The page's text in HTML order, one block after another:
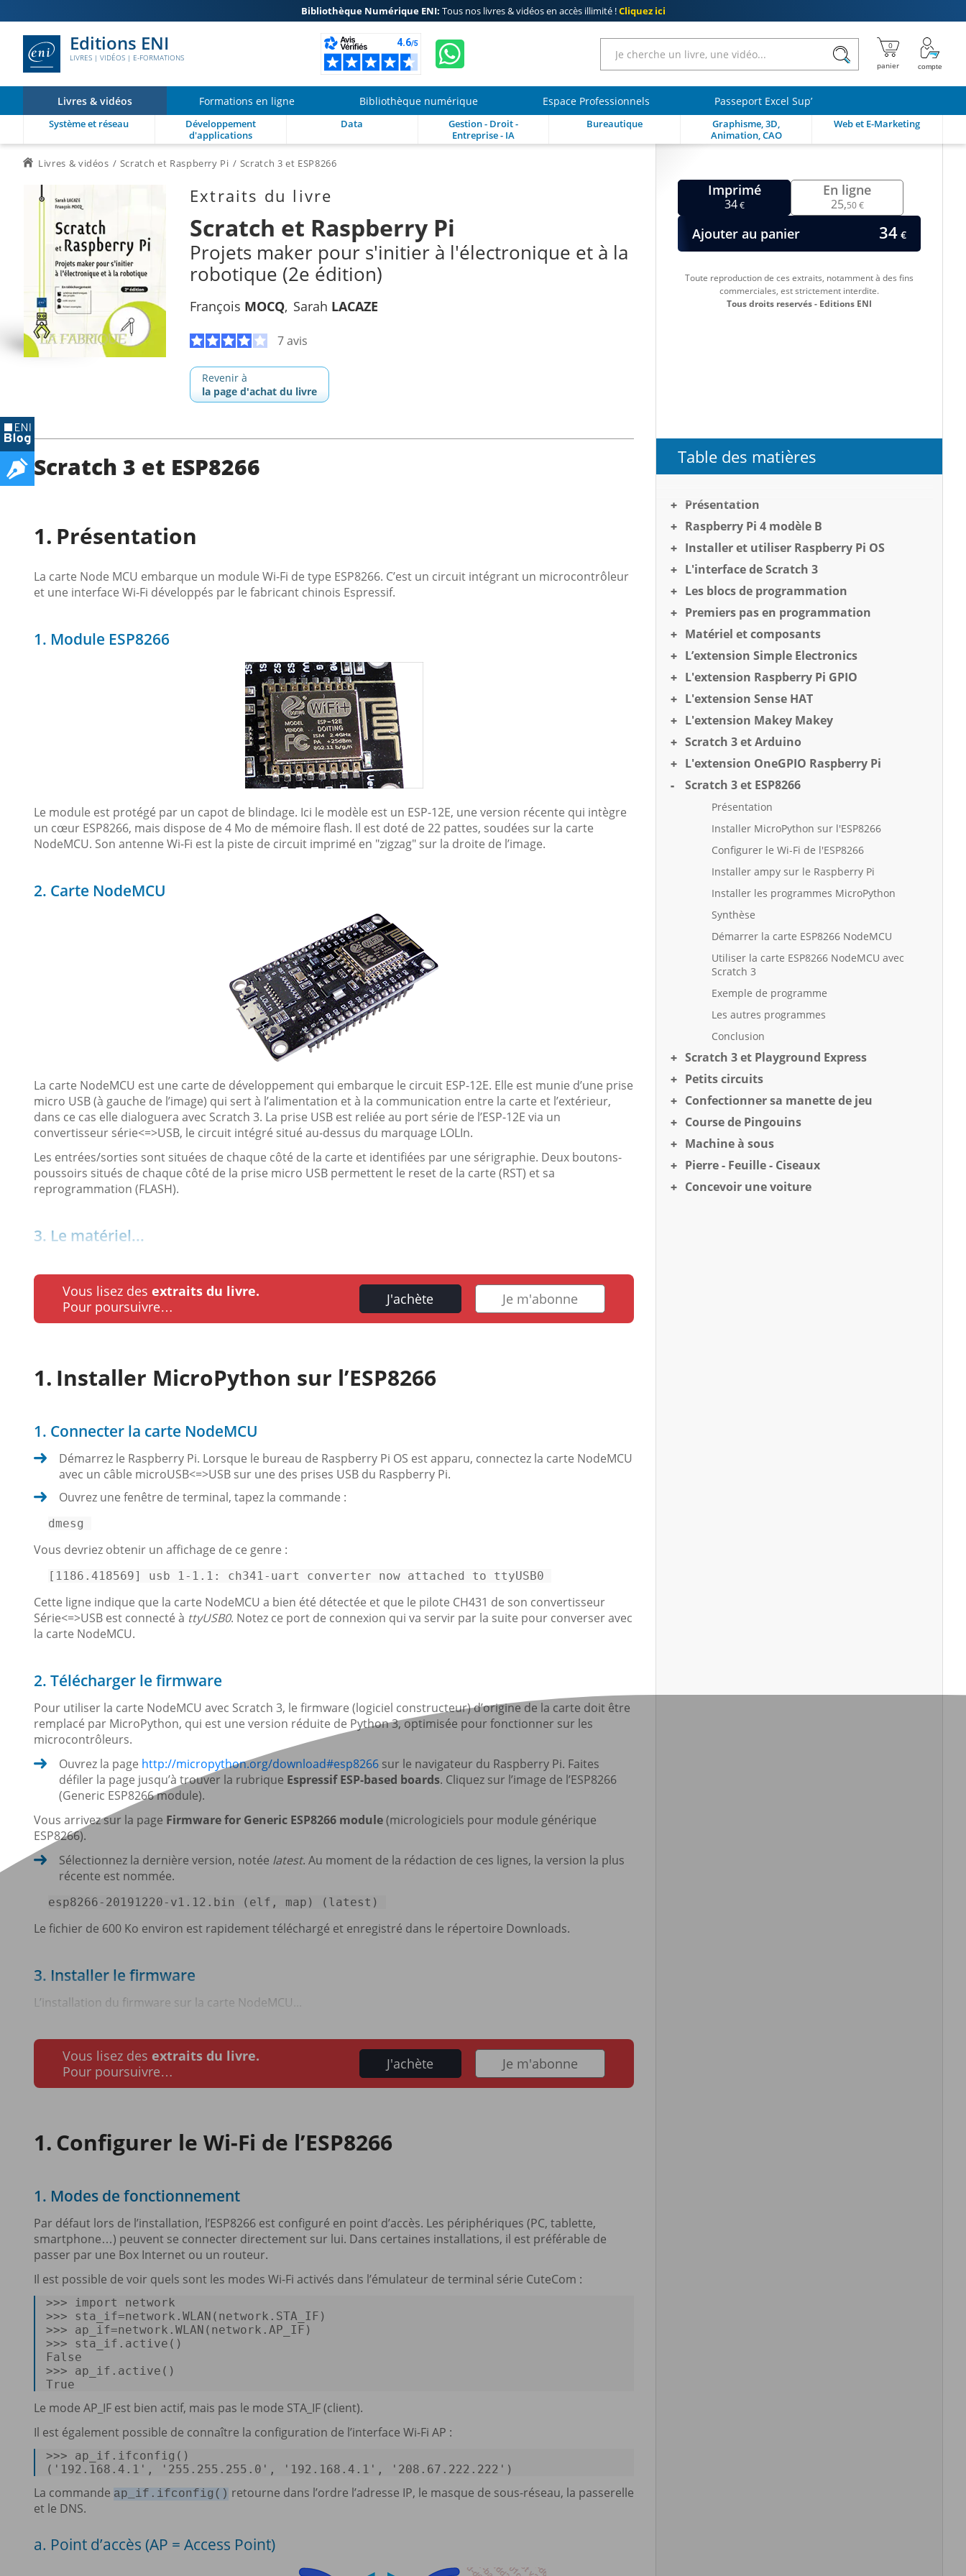
Bibliothèque Numérique ENI: Tous nos livres & vidéos en accès illimité !Cliquez ici
Editions ENI
LIVRES | VIDÉOS | E-FORMATIONS
Livres & vidéos Formations en ligne Bibliothèque numérique Espace Professionnels Passeport Excel Sup’
Système et réseau
Développement
d'applications
Data
Gestion - Droit -
Entreprise - IA
Bureautique
Graphisme, 3D,
Animation, CAO
Web et E-Marketing
Livres & vidéos Scratch et Raspberry Pi Scratch 3 et ESP8266
Extraits du livre
Scratch et Raspberry Pi
Projets maker pour s'initier à l'électronique et à la
robotique (2e édition)
François MOCQ Sarah LACAZE
7 avis
Revenir à
la page d'achat du livre
Imprimé
34€
En ligne
25,50 €
Ajouter au panier 34 €
Toute reproduction de ces extraits, notamment à des fins
commerciales, est strictement interdite.
Tous droits reservés - Editions ENI
Scratch 3 et ESP8266
Présentation
La carte Node MCU embarque un module Wi-Fi de type ESP8266. C’est un circuit intégrant un microcontrôleur
et une interface Wi-Fi développés par le fabricant chinois Espressif.
1. Module ESP8266
Le module est protégé par un capot de blindage. Ici le modèle est un ESP-12E, une version récente qui intègre
un cœur ESP8266, mais dispose de 4 Mo de mémoire flash. Il est doté de 22 pattes, soudées sur la carte
NodeMCU. Son antenne Wi-Fi est la piste de circuit imprimé en "zigzag" sur la droite de l’image.
2. Carte NodeMCU
La carte NodeMCU est une carte de développement qui embarque le circuit ESP-12E. Elle est munie d’une prise
micro USB (à gauche de l’image) qui sert à l’alimentation et à la communication entre la carte et l’extérieur,
dans ce cas elle dialoguera avec Scratch 3. La prise USB est reliée au port série de l’ESP-12E via un
convertisseur série<=>USB, le circuit intégré situé au-dessus du marquage LOLIn.
Les entrées/sorties sont situées de chaque côté de la carte et identifiées par une sérigraphie. Deux boutons-
poussoirs situés de chaque côté de la prise micro USB permettent le reset de la carte (RST) et sa
reprogrammation (FLASH).
3. Le matériel...
Vous lisez des extraits du livre.
Pour poursuivre…
J'achète Je m'abonne
Installer MicroPython sur l’ESP8266
1. Connecter la carte NodeMCU
Démarrez le Raspberry Pi. Lorsque le bureau de Raspberry Pi OS est apparu, connectez la carte NodeMCU
avec un câble microUSB<=>USB sur une des prises USB du Raspberry Pi.
Ouvrez une fenêtre de terminal, tapez la commande :
dmesg
Vous devriez obtenir un affichage de ce genre :
[ 1186.418569] usb 1-1.1: ch341-uart converter now attached to ttyUSB0
Cette ligne indique que la carte NodeMCU a bien été détectée et que le pilote CH431 de son convertisseur
Série<=>USB est connecté à ttyUSB0. Notez ce port de connexion qui va servir par la suite pour converser avec
la carte NodeMCU.
2. Télécharger le firmware
Pour utiliser la carte NodeMCU avec Scratch 3, le firmware (logiciel constructeur) d’origine de la carte doit être
remplacé par MicroPython, qui est une version réduite de Python 3, optimisée pour fonctionner sur les
microcontrôleurs.
Ouvrez la page http://micropython.org/download#esp8266 sur le navigateur du Raspberry Pi. Faites
défiler la page jusqu’à trouver la rubrique Espressif ESP-based boards. Cliquez sur l’image de l’ESP8266
(Generic ESP8266 module).
Vous arrivez sur la page Firmware for Generic ESP8266 module(micrologiciels pour module générique
ESP8266).
Sélectionnez la dernière version, notée latest. Au moment de la rédaction de ces lignes, la version la plus
récente est nommée.
esp8266- 20191220 -v1 .12 . bin (elf, map ) (latest)
Le fichier de 600 Ko environ est rapidement téléchargé et enregistré dans le répertoire Downloads.
3. Installer le firmware
L’installation du firmware sur la carte NodeMCU...
Vous lisez des extraits du livre.
Pour poursuivre…
J'achète Je m'abonne
Configurer le Wi-Fi de l’ESP8266
1. Modes de fonctionnement
Par défaut lors de l’installation, l’ESP8266 est configuré en point d’accès. Les périphériques (PC, tablette,
smartphone…) peuvent se connecter directement sur lui. Dans certaines installations, il est préférable de
passer par une Box Internet ou un routeur.
Il est possible de voir quels sont les modes Wi-Fi activés dans l’émulateur de terminal série CuteCom :
>>> import
network
>>>
sta_if=network.WLAN(network.STA_IF)
>>>
ap_if=network.WLAN(network.AP_IF)
>>>
sta_if.active()
>>>
ap_if.active()
True
Le mode AP_IF est bien actif, mais pas le mode STA_IF (client).
Il est également possible de connaître la configuration de l’interface Wi-Fi AP :
>>> ap_if.ifconfig()
( '192.168.4.1' , '255.255.255.0' , '192.168.4.1' , '208.67.222.222' )
La commande ap_if.ifconfig() retourne dans l’ordre l’adresse IP, le masque de sous-réseau, la passerelle
et le DNS.
a. Point d’accès (AP = Access Point)
Table des matières
Présentation
Raspberry Pi 4 modèle B
Installer et utiliser Raspberry Pi OS
L'interface de Scratch 3
Les blocs de programmation
Premiers pas en programmation
Matériel et composants
L’extension Simple Electronics
L'extension Raspberry Pi GPIO
L'extension Sense HAT
L'extension Makey Makey
Scratch 3 et Arduino
L'extension OneGPIO Raspberry Pi
Scratch 3 et ESP8266
Présentation
Installer MicroPython sur l'ESP8266
Configurer le Wi-Fi de l'ESP8266
Installer ampy sur le Raspberry Pi
Installer les programmes MicroPython
Synthèse
Démarrer la carte ESP8266 NodeMCU
Utiliser la carte ESP8266 NodeMCU avec
Scratch 3
Exemple de programme
Les autres programmes
Conclusion
Scratch 3 et Playground Express
Petits circuits
Confectionner sa manette de jeu
Course de Pingouins
Machine à sous
Pierre - Feuille - Ciseaux
Concevoir une voiture